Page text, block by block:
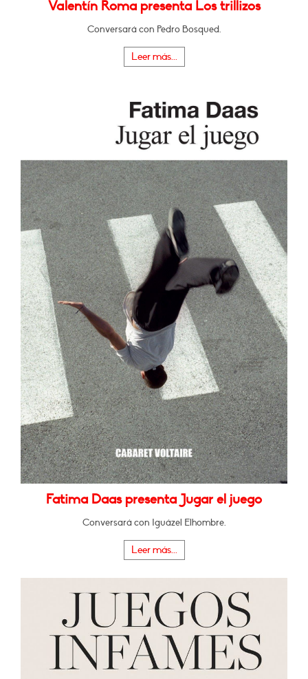
Valentín Roma presenta Los trillizos
Conversará con Pedro Bosqued.
Leer más...
Fatima Daas presenta Jugar el juego
Conversará con Iguázel Elhombre.
Leer más...